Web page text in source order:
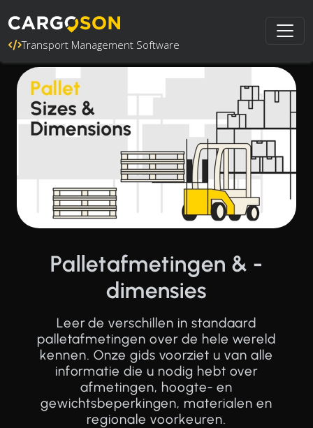
Transport Management Software
Palletafmetingen & -
dimensies
Leer de verschillen in standaard
palletafmetingen over de hele wereld
kennen. Onze gids voorziet u van alle
informatie die u nodig hebt over
afmetingen, hoogte- en
gewichtsbeperkingen, materialen en
regionale voorkeuren.